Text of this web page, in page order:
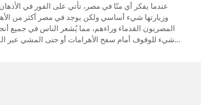
عندما يفكر أي منّا في مصر، تأتي على الفور في
وزيارتها شيء أساسي ولكن يوجد في مصر أكثر من
المصريون القدماء وراءهم، مما يُشعر الناس في جميع
شيء للوقوف أمام سفح الأهرامات أو حتى المشي عبر المعابد التي صمدت عبر الزمان. ومع ذلك، فإن ما لا يدركه العديد…